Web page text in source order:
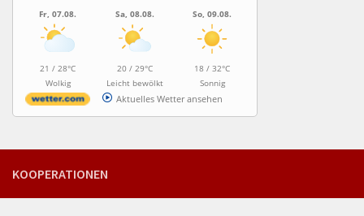
Fr, 07.08.
21 / 28°C
Wolkig
Sa, 08.08.
20 / 29°C
Leicht bewölkt
So, 09.08.
18 / 32°C
Sonnig
Aktuelles Wetter ansehen
KOOPERATIONEN